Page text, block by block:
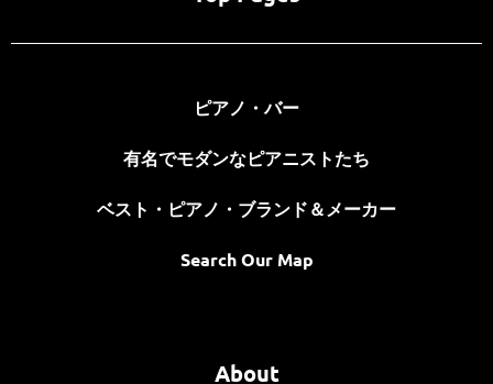
ピアノ・バー
有名でモダンなピアニストたち
ベスト・ピアノ・ブランド＆メーカー
Search Our Map
About